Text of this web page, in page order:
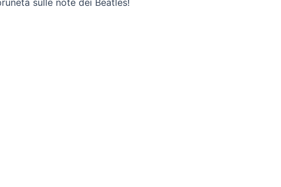
sulle note dei Beatles!